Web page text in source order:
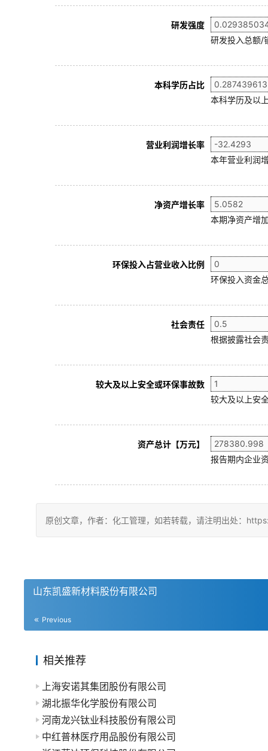
研发强度
研发投入总额/
本科学历占比
本科学历及以
营业利润增长率
本年营业利润
净资产增长率
本期净资产增
环保投入占营业收入比例
环保投入资金
社会责任
根据披露社会
较大及以上安全或环保事故数
较大及以上安
资产总计【万元】
报告期内企业
原创文章，作者：化工管理，如若转载，请注明出处：
山东凯盛新材料股份有限公司
Previous
相关推荐
上海安诺其集团股份有限公司
湖北振华化学股份有限公司
河南龙兴钛业科技股份有限公司
中红普林医疗用品股份有限公司